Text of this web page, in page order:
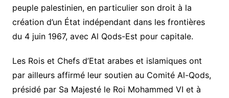
peuple palestinien, en particulier son droit à la
création d’un État indépendant dans les frontières
du 4 juin 1967, avec Al Qods-Est pour capitale.
Les Rois et Chefs d’Etat arabes et islamiques ont
par ailleurs affirmé leur soutien au Comité Al-Qods,
présidé par Sa Majesté le Roi Mohammed VI et à